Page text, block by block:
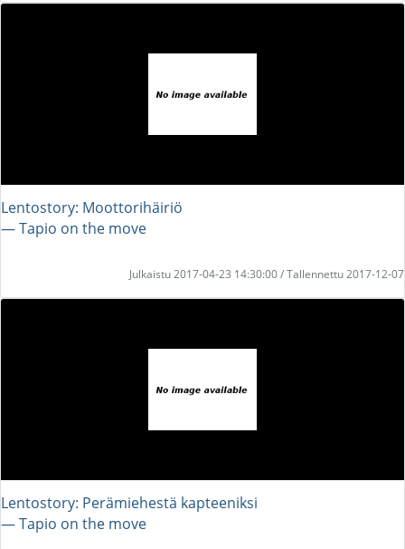
Lentostory: Moottorihäiriö
― Tapio on the move
Julkaistu 2017-04-23 14:30:00 / Tallennettu 2017-12-07
Lentostory: Perämiehestä kapteeniksi
― Tapio on the move